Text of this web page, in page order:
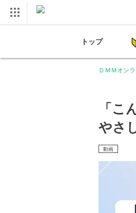
トップ
ＤＭＭオン
「こ
やさ
動画